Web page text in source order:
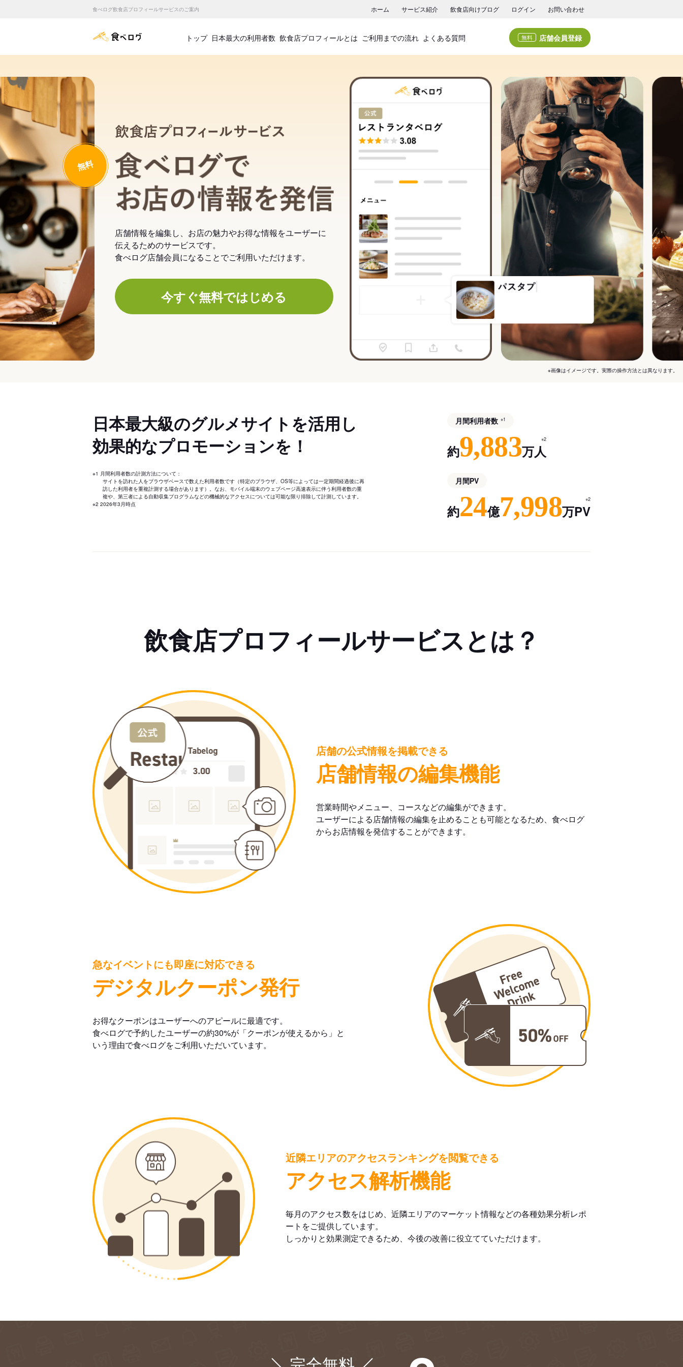
食べログ飲食店プロフィールサービスのご案内 ホーム サービス紹介 飲食店向けブログ ログイン お問い合わせ
食べログ店舗管理画面
トップ 日本最大の利用者数 飲食店プロフィールとは ご利用までの流れ よくある質問 無料 店舗会員登録
飲食店プロフィールサービス
食べログでお店の情報を発信
無料
店舗情報を編集し、お店の魅力やお得な情報をユーザーに
伝えるためのサービスです。
食べログ店舗会員になることでご利用いただけます。
今すぐ無料ではじめる
※画像はイメージです。実際の操作方法とは異なります。
日本最大級のグルメサイトを活用し
効果的なプロモーションを！
※1 月間利用者数の計測方法について：
サイトを訪れた人をブラウザベースで数えた利用者数です（特定のブラウザ、OS等によっては一定期間経過後に再
訪した利用者を重複計測する場合があります）。なお、モバイル端末のウェブページ高速表示に伴う利用者数の重
複や、第三者による自動収集プログラムなどの機械的なアクセスについては可能な限り排除して計測しています。
※2 2026年3月時点
月間利用者数 ※1
約9,883万人
※2
月間PV
約24億7,998万PV
※2
飲食店プロフィールサービスとは？
店舗の公式情報を掲載できる
店舗情報の編集機能
営業時間やメニュー、コースなどの編集ができます。
ユーザーによる店舗情報の編集を止めることも可能となるため、食べログ
からお店情報を発信することができます。
急なイベントにも即座に対応できる
デジタルクーポン発行
お得なクーポンはユーザーへのアピールに最適です。
食べログで予約したユーザーの約30%が「クーポンが使えるから」と
いう理由で食べログをご利用いただいています。
近隣エリアのアクセスランキングを閲覧できる
アクセス解析機能
毎月のアクセス数をはじめ、近隣エリアのマーケット情報などの各種効果分析レポ
ートをご提供しています。
しっかりと効果測定できるため、今後の改善に役立てていただけます。